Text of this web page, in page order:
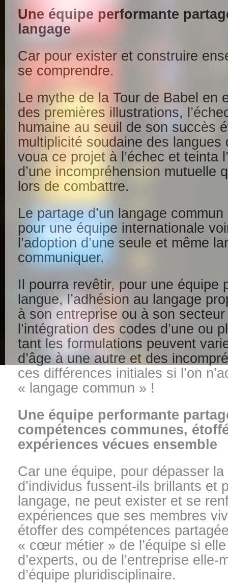
Une équipe performante
langage
Car pour exister et construire
se comprendre.
Le mythe de la Tour de Babel en
des premières illustrations,
humaine au seuil de son succès
multiplicité soudaine des langues
voua ce projet à l’échec et teinta
d’une incompréhension mutuelle
lors de combattre.
Le partage d’un langage
pour une équipe internationale
l’adoption d’une seule et même
communiquer.
Il pourra revêtir, pour une équipe
langue, l’adhésion au langage
à son entreprise ou à son
l’intégration des codes d’une ou
tant les formulations peuvent
d’âge à une autre et des
ces différences initiales si l’on
« langage commun » !
Une équipe performante
compétences communes,
expériences vécues ensemble
Car une équipe, pour dépasser
d’individus fussent-ils brillants et
langage, ne peut exister et se
expériences que ses membres
étoffer des compétences
« cœur métier » de l’équipe si
d’experts, ou de l’entreprise elle-
d’équipe pluridisciplinaire.